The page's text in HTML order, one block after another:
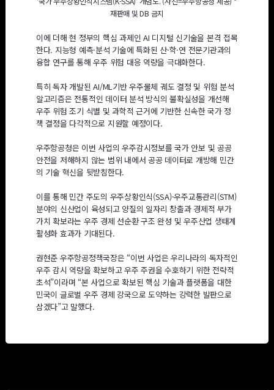
재판매 및 DB 금지
이에 더해 현 정부의 핵심 과제인 AI 디지털 신기술을 본격 접목
한다. 지능형 예측·분석 기술에 특화된 산·학·연 전문기관과의
융합 연구를 통해 우주 위험 대응 역량을 극대화한다.
특히 독자 개발된 AI/ML기반 우주물체 궤도 결정 및 위험 분석
알고리즘은 전통적인 데이터 분석 방식의 불확실성을 개선해
우주 위험 조기 식별 및 과학적 근거에 기반한 신속한 국가 정
책 결정을 다각적으로 지원할 예정이다.
우주항공청은 이번 사업의 우주감시정보를 국가 안보 및 공공
안전을 저해하지 않는 범위 내에서 공공 데이터로 개방해 민간
의 기술 혁신을 뒷받침한다.
이를 통해 민간 주도의 우주상황인식(SSA)·우주교통관리(STM)
분야의 신산업이 육성되고 양질의 일자리 창출과 경제적 부가
가치 확보라는 우주 경제 선순환 구조 완성 및 우주산업 생태계
활성화 효과가 기대된다.
권현준 우주항공정책국장은 “이번 사업은 우리나라의 독자적인
우주 감시 역량을 확보하고 우주 주권을 수호하기 위한 전략적
초석”이라며 “본 사업으로 확보된 핵심 기술과 플랫폼을 대한
민국이 글로벌 우주 경제 강국으로 도약하는 강력한 발판으로
삼겠다”고 말했다.